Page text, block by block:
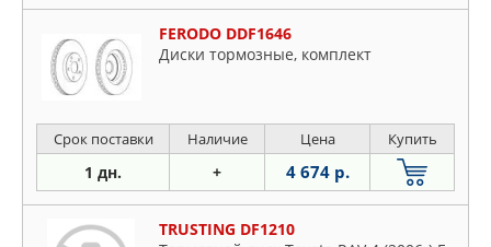
FERODO DDF1646
Диски тормозные, комплект
Срок поставки Наличие Цена Купить
1 дн. + 4 674 р.
TRUSTING DF1210